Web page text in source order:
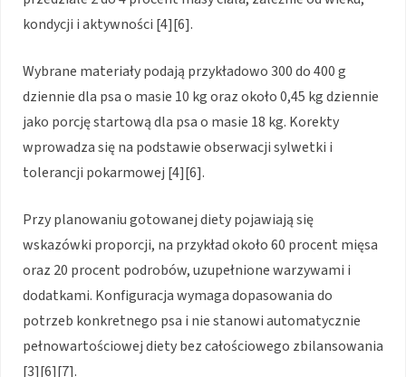
kondycji i aktywności [4][6].
Wybrane materiały podają przykładowo 300 do 400 g
dziennie dla psa o masie 10 kg oraz około 0,45 kg dziennie
jako porcję startową dla psa o masie 18 kg. Korekty
wprowadza się na podstawie obserwacji sylwetki i
tolerancji pokarmowej [4][6].
Przy planowaniu gotowanej diety pojawiają się
wskazówki proporcji, na przykład około 60 procent mięsa
oraz 20 procent podrobów, uzupełnione warzywami i
dodatkami. Konfiguracja wymaga dopasowania do
potrzeb konkretnego psa i nie stanowi automatycznie
pełnowartościowej diety bez całościowego zbilansowania
[3][6][7].